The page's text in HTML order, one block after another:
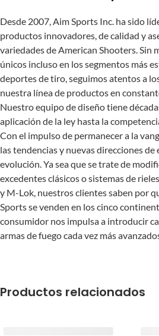
Desde 2007, Aim Sports Inc. ha sido
productos innovadores, de calidad y
variedades de American Shooters.
únicos incluso en los segmentos más
deportes de tiro, seguimos atentos a
nuestra línea de productos en
Nuestro equipo de diseño tiene
aplicación de la ley hasta la
Con el impulso de permanecer a la
las tendencias y nuevas direcciones
evolución. Ya sea que se trate de
excedentes clásicos o sistemas de
y M-Lok, nuestros clientes saben por
Sports se venden en los cinco
consumidor nos impulsa a introducir
armas de fuego cada vez más
Productos relacionados